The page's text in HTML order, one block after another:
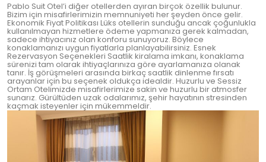
Pablo Suit Otel’i diğer otellerden ayıran birçok özellik bulunur.
Bizim için misafirlerimizin memnuniyeti her şeyden önce gelir.
Ekonomik Fiyat Politikası Lüks otellerin sunduğu ancak çoğunlukla
kullanılmayan hizmetlere ödeme yapmanıza gerek kalmadan,
sadece ihtiyacınız olan konforu sunuyoruz. Böylece
konaklamanızı uygun fiyatlarla planlayabilirsiniz. Esnek
Rezervasyon Seçenekleri Saatlik kiralama imkanı, konaklama
sürenizi tam olarak ihtiyaçlarınıza göre ayarlamanıza olanak
tanır. İş görüşmeleri arasında birkaç saatlik dinlenme fırsatı
arayanlar için bu seçenek oldukça idealdir. Huzurlu ve Sessiz
Ortam Otelimizde misafirlerimize sakin ve huzurlu bir atmosfer
sunarız. Gürültüden uzak odalarımız, şehir hayatının stresinden
kaçmak isteyenler için mükemmeldir.